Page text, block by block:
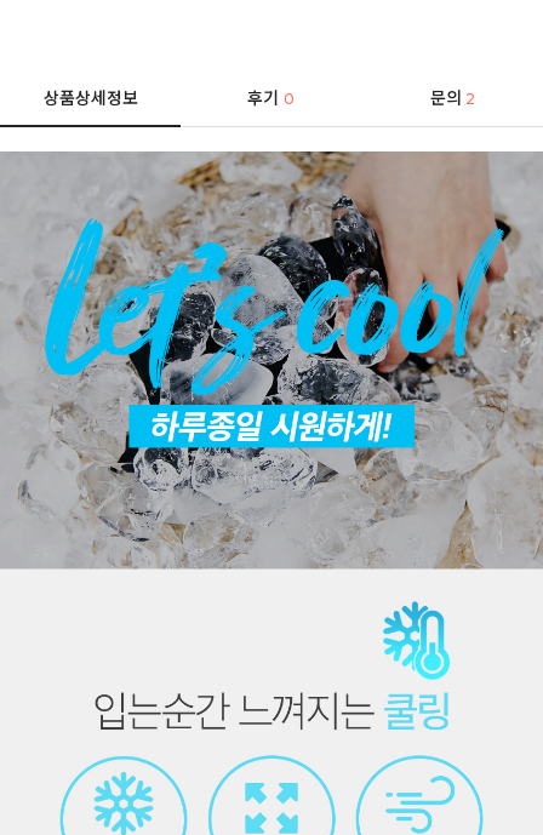
상품상세정보 후기0 문의 2